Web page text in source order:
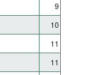
9
10
11
11